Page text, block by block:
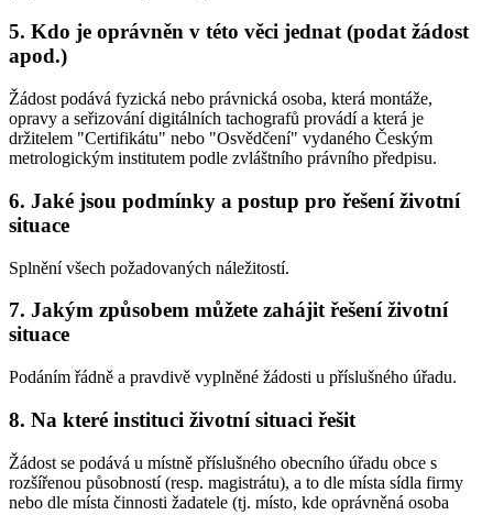
5. Kdo je oprávněn v této věci jednat (podat žádost
apod.)
Žádost podává fyzická nebo právnická osoba, která montáže,
opravy a seřizování digitálních tachografů provádí a která je
držitelem "Certifikátu" nebo "Osvědčení" vydaného Českým
metrologickým institutem podle zvláštního právního předpisu.
6. Jaké jsou podmínky a postup pro řešení životní
situace
Splnění všech požadovaných náležitostí.
7. Jakým způsobem můžete zahájit řešení životní
situace
Podáním řádně a pravdivě vyplněné žádosti u příslušného úřadu.
8. Na které instituci životní situaci řešit
Žádost se podává u místně příslušného obecního úřadu obce s
rozšířenou působností (resp. magistrátu), a to dle místa sídla firmy
nebo dle místa činnosti žadatele (tj. místo, kde oprávněná osoba